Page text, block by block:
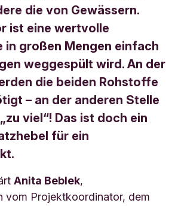
die von Gewässern.
ist eine wertvolle
in großen Mengen einfach
weggespült wird. An der
die beiden Rohstoffe
– an der anderen Stelle
viel“! Das ist doch ein
für ein
Anita Beblek,
vom Projektkoordinator, dem